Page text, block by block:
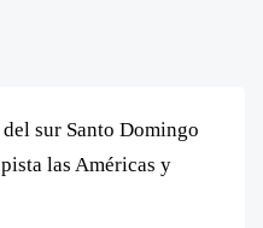
sur Santo Domingo
las Américas y